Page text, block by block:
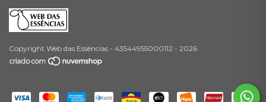
Copyright Web das Essências - 43544955000112 - 2026